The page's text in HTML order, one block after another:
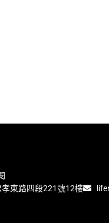
東路四段221號12樓